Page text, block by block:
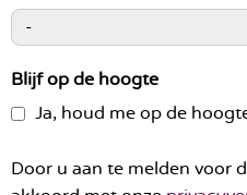
Blijf op de hoogte
Ja, houd me op de
Door u aan te melden voor